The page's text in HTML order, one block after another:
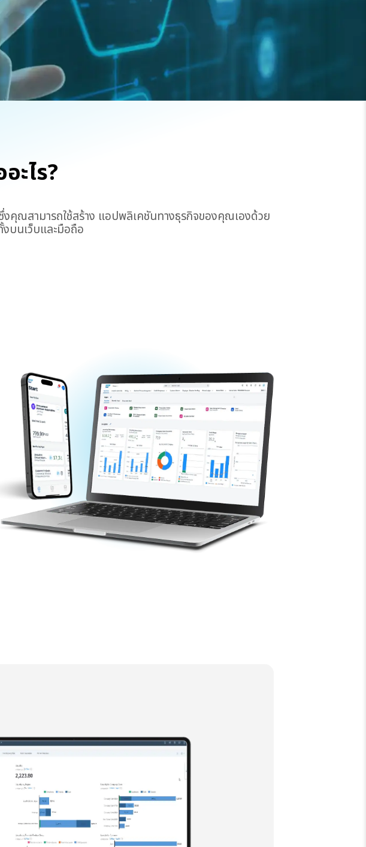
ะไร?
คุณสามารถใช้สร้าง แอปพลิเคชันทางธุรกิจของคุณเองด้วย
บนเว็บและมือถือ